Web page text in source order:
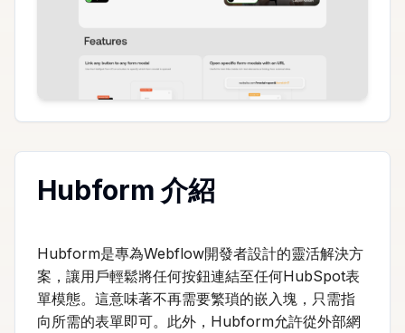
Hubform 介紹
Hubform是專為Webflow開發者設計的靈活解決方
案，讓用戶輕鬆將任何按鈕連結至任何HubSpot表
單模態。這意味著不再需要繁瑣的嵌入塊，只需指
向所需的表單即可。此外，Hubform允許從外部網